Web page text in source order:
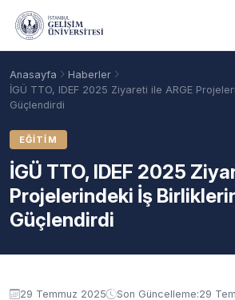
Ana içeriğe geç
Anasayfa
Haberler
İGÜ TTO, IDEF 2025 Ziyareti ile ARGE
Güçlendirdi
EĞITIM
İGÜ TTO, IDEF 2025
Projelerindeki İş
Güçlendirdi
29 Temmuz 2025 Son Güncelleme:29